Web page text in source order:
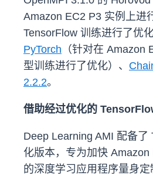
Amazon EC2 P3 实例上进
TensorFlow 训练进行了优化
PyTorch （针对在 Amazon
型训练进行了优化）、
2.2.2。
借助经过优化的
Deep Learning AMI 配备了
化版本，专为加快
的深度学习应用程序量身